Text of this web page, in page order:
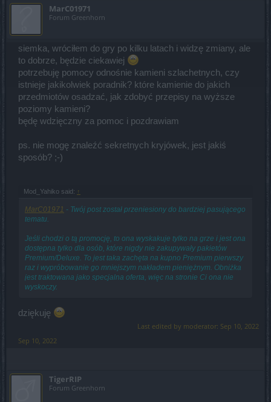
MarC01971
Forum Greenhorn
siemka, wróciłem do gry po kilku latach i widzę zmiany, ale
to dobrze, będzie ciekawiej
potrzebuję pomocy odnośnie kamieni szlachetnych, czy
istnieje jakikolwiek poradnik? które kamienie do jakich
przedmiotów osadzać, jak zdobyć przepisy na wyższe
poziomy kamieni?
będę wdzięczny za pomoc i pozdrawiam
ps. nie mogę znaleźć sekretnych kryjówek, jest jakiś
sposób? ;-)
Mod_Yahiko said: ↑
MarC01971 - Twój post został przeniesiony do bardziej pasującego
tematu.
Jeśli chodzi o tą promocję, to ona wyskakuje tylko na grze i jest ona
dostępna tylko dla osób, które nigdy nie zakupywały pakietów
Premium/Deluxe. To jest taka zachęta na kupno Premium pierwszy
raz i wypróbowanie go mniejszym nakładem pieniężnym. Obniżka
jest traktowana jako specjalna oferta, więc na stronie Ci ona nie
wyskoczy.
dziękuję
Last edited by moderator: Sep 10, 2022
Sep 10, 2022
TigerRIP
Forum Greenhorn